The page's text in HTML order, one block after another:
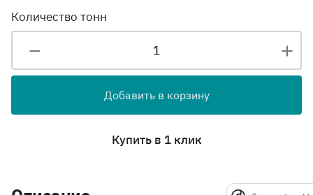
Количество тонн
Добавить в корзину
Купить в 1 клик